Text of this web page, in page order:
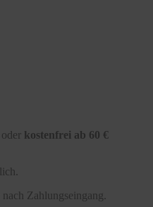
kostenfrei ab 60 €
Zahlungseingang.